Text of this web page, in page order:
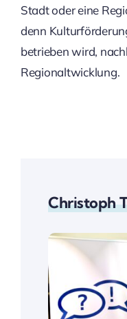
Stadt oder eine
denn
betrieben wird,
Regionaltwicklung.
Christoph